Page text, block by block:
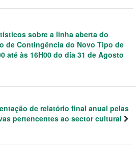
sobre a linha aberta do
de Contingência do Novo Tipo de
até às 16H00 do dia 31 de Agosto
de relatório final anual pelas
pertencentes ao sector cultural